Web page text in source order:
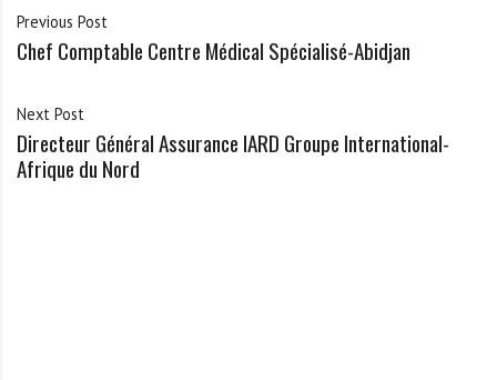
Previous Post
Chef Comptable Centre Médical Spécialisé-Abidjan
Next Post
Directeur Général Assurance IARD Groupe International-
Afrique du Nord